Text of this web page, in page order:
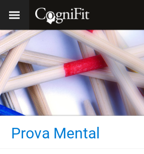
Prova Mental